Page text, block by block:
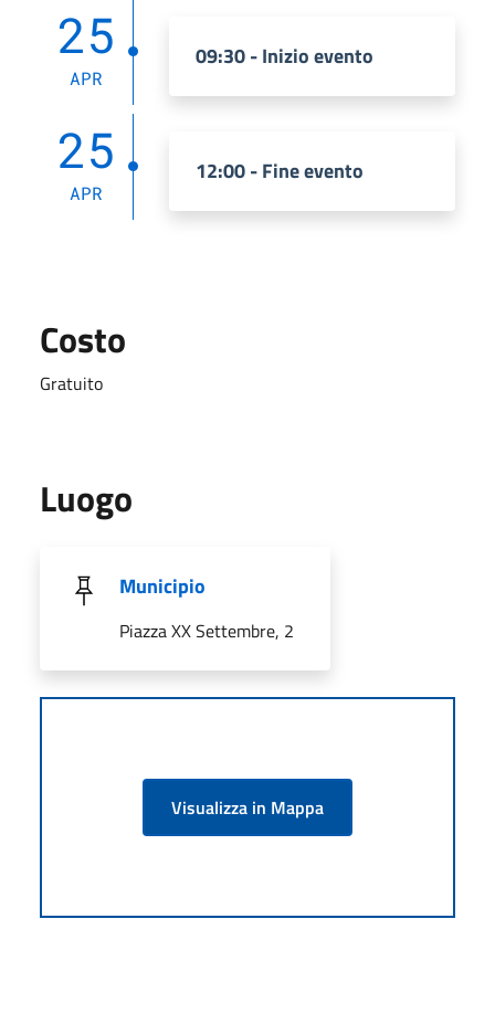
25
APR
09:30 - Inizio evento
25
APR
12:00 - Fine evento
Costo
Gratuito
Luogo
Municipio
Piazza XX Settembre, 2
Visualizza in Mappa